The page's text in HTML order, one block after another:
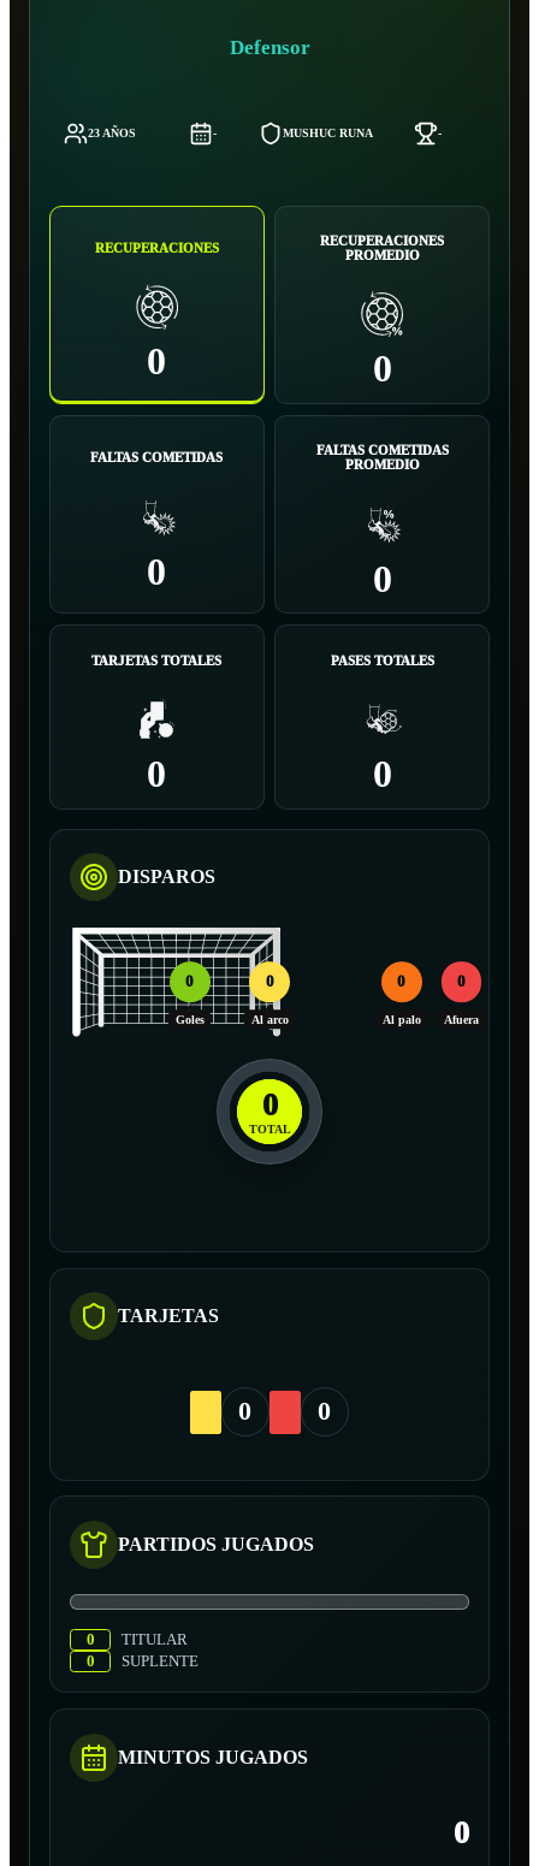
Defensor
23 AÑOS - MUSHUC RUNA -
RECUPERACIONES
0
RECUPERACIONES
PROMEDIO
0
FALTAS COMETIDAS
0
FALTAS COMETIDAS
PROMEDIO
0
TARJETAS TOTALES
0
PASES TOTALES
0
DISPAROS
0
Goles
0
Al arco
0
Al palo
0
Afuera
0
TOTAL
TARJETAS
0 0
PARTIDOS JUGADOS
0
TITULAR
0
SUPLENTE
MINUTOS JUGADOS
0